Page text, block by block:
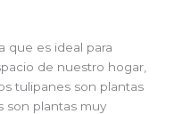
que es ideal para
de nuestro hogar,
tulipanes son plantas
son plantas muy